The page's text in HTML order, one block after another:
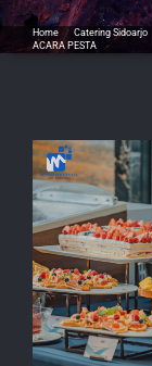
Home / Catering Sidoarjo
ACARA PESTA